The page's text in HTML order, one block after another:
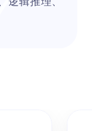
题思路和
能力以及提